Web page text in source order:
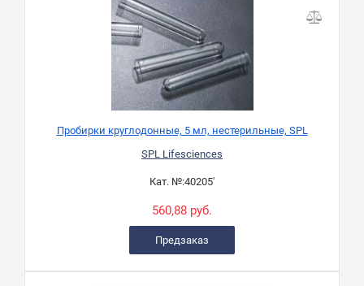
Пробирки круглодонные, 5 мл, нестерильные, SPL
SPL Lifesciences
Кат. №:40205'
560,88 руб.
Предзаказ